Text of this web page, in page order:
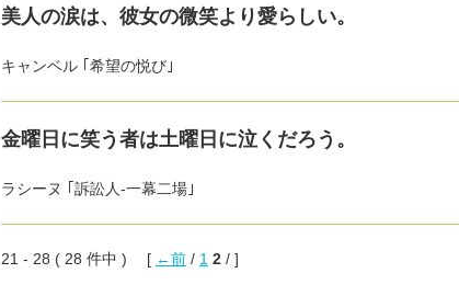
美人の涙は、彼女の微笑より愛らしい。
キャンベル ｢希望の悦び｣
金曜日に笑う者は土曜日に泣くだろう。
ラシーヌ ｢訴訟人-一幕二場｣
21 - 28 ( 28 件中 ) [ ←前 / 1 2 / ]